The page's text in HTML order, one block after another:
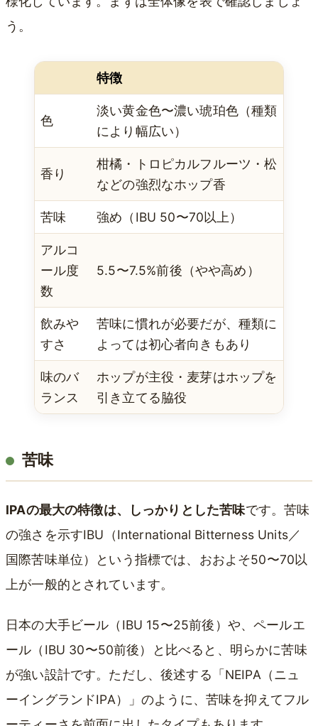
う。
特徴
色
淡い黄金色〜濃い琥珀色（種類
により幅広い）
香り
柑橘・トロピカルフルーツ・松
などの強烈なホップ香
苦味 強め（IBU 50〜70以上）
アルコ
ール度
数
5.5〜7.5%前後（やや高め）
飲みや
すさ
苦味に慣れが必要だが、種類に
よっては初心者向きもあり
味のバ
ランス
ホップが主役・麦芽はホップを
引き立てる脇役
苦味
IPAの最大の特徴は、しっかりとした苦味です。苦味
の強さを示すIBU（International Bitterness Units／
国際苦味単位）という指標では、おおよそ50〜70以
上が一般的とされています。
日本の大手ビール（IBU 15〜25前後）や、ペールエ
ール（IBU 30〜50前後）と比べると、明らかに苦味
が強い設計です。ただし、後述する「NEIPA（ニュ
ーイングランドIPA）」のように、苦味を抑えてフル